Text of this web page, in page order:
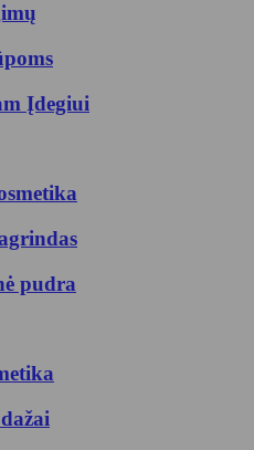
Įdegiui
pudra